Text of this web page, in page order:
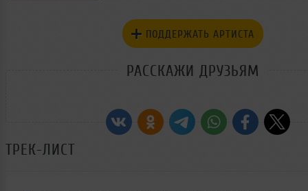
ПОДДЕРЖАТЬ АРТИСТА
РАССКАЖИ ДРУЗЬЯМ
ТРЕК-ЛИСТ